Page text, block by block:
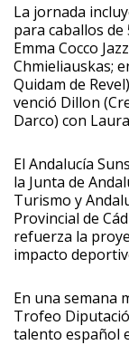
La jornada
para caballos de
Emma Cocco
Chmieliauskas;
Quidam de
venció Dillon
Darco) con
El Andalucía
la Junta de
Turismo y
Provincial de
refuerza la
impacto
En una semana
Trofeo
talento español